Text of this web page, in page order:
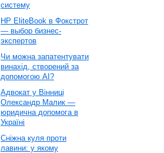
систему
HP EliteBook в Фокстрот
— выбор бизнес-
экспертов
Чи можна запатентувати
винахід, створений за
допомогою AI?
Адвокат у Вінниці
Олександр Малик —
юридична допомога в
Україні
Сніжна куля проти
лавини: у якому